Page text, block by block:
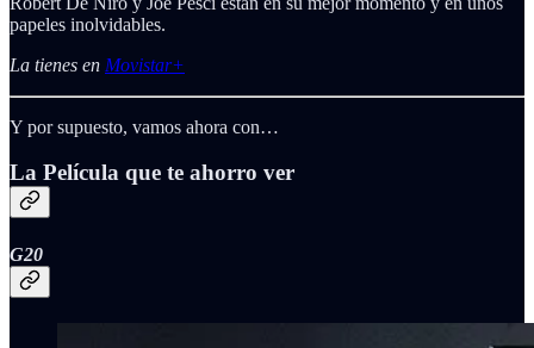
papeles inolvidables.
La tienes en Movistar+
Y por supuesto, vamos ahora con…
La Película que te ahorro ver
G20